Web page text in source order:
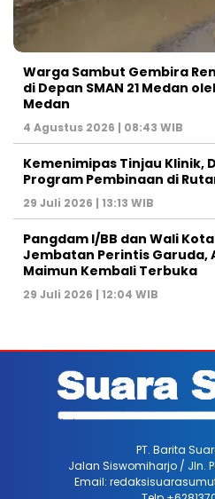
Warga Sambut Gembira
di Depan SMAN 21 Medan
Medan
4 Agustus 2026 | 08:43 WIB
Kemenimipas Tinjau Klinik,
Program Pembinaan di
29 Juli 2026 | 13:13 WIB
Pangdam I/BB dan Wali
Jembatan Perintis Garuda,
Maimun Kembali Terbuka
29 Juli 2026 | 12:04 WIB
PT. Barita
Jalan Siswomiharjo / Jln.
Email: